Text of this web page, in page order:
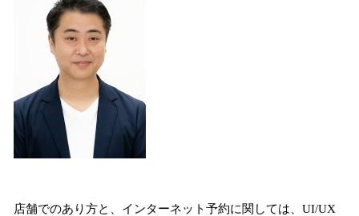
店舗でのあり方と、インターネット予約に関しては、UI/UX